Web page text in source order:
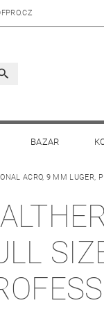
BAZAR
ACRO, 9 MM LUGER,